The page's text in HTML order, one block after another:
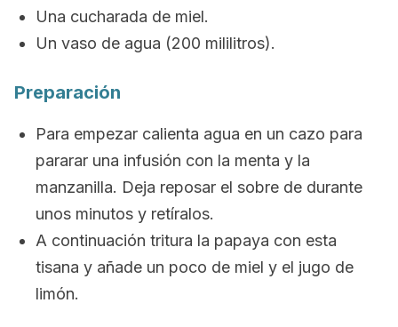
Una cucharada de miel.
Un vaso de agua (200 mililitros).
Preparación
Para empezar calienta agua en un cazo para
pararar una infusión con la menta y la
manzanilla. Deja reposar el sobre de durante
unos minutos y retíralos.
A continuación tritura la papaya con esta
tisana y añade un poco de miel y el jugo de
limón.